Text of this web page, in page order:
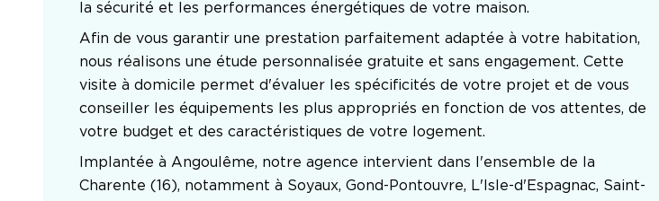
la sécurité et les performances énergétiques de votre maison.
Afin de vous garantir une prestation parfaitement adaptée à votre habitation,
nous réalisons une étude personnalisée gratuite et sans engagement. Cette
visite à domicile permet d'évaluer les spécificités de votre projet et de vous
conseiller les équipements les plus appropriés en fonction de vos attentes, de
votre budget et des caractéristiques de votre logement.
Implantée à Angoulême, notre agence intervient dans l'ensemble de la
Charente (16), notamment à Soyaux, Gond-Pontouvre, L'Isle-d'Espagnac, Saint-